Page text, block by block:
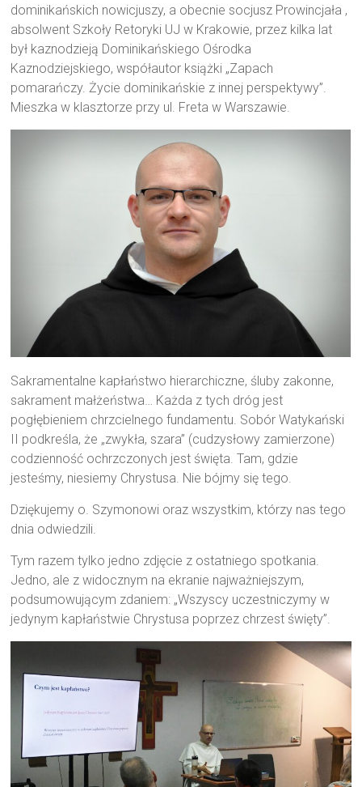
dominikańskich nowicjuszy, a obecnie socjusz Prowincjała ,
absolwent Szkoły Retoryki UJ w Krakowie, przez kilka lat
był kaznodzieją Dominikańskiego Ośrodka
Kaznodziejskiego, współautor książki „Zapach
pomarańczy. Życie dominikańskie z innej perspektywy”.
Mieszka w klasztorze przy ul. Freta w Warszawie.
Sakramentalne kapłaństwo hierarchiczne, śluby zakonne,
sakrament małżeństwa… Każda z tych dróg jest
pogłębieniem chrzcielnego fundamentu. Sobór Watykański
II podkreśla, że „zwykła, szara” (cudzysłowy zamierzone)
codzienność ochrzczonych jest święta. Tam, gdzie
jesteśmy, niesiemy Chrystusa. Nie bójmy się tego.
Dziękujemy o. Szymonowi oraz wszystkim, którzy nas tego
dnia odwiedzili.
Tym razem tylko jedno zdjęcie z ostatniego spotkania.
Jedno, ale z widocznym na ekranie najważniejszym,
podsumowującym zdaniem: „Wszyscy uczestniczymy w
jedynym kapłaństwie Chrystusa poprzez chrzest święty”.